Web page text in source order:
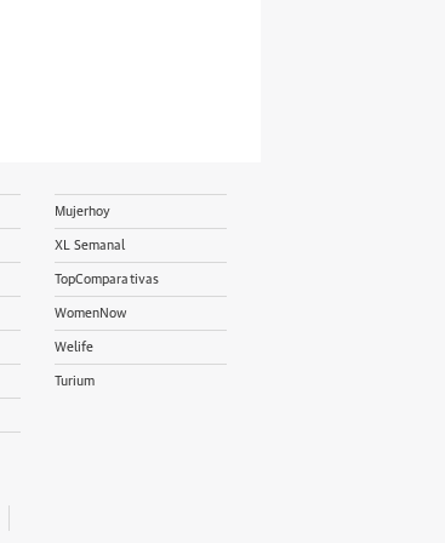
Mujerhoy
XL Semanal
TopComparativas
WomenNow
Welife
Turium